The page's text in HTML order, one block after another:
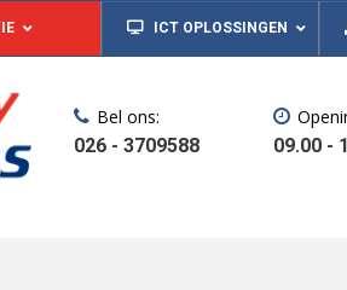
Alles voor uw computer!
ICT OPLOSSINGEN
Bel ons:
026 - 3709588
09.00 -